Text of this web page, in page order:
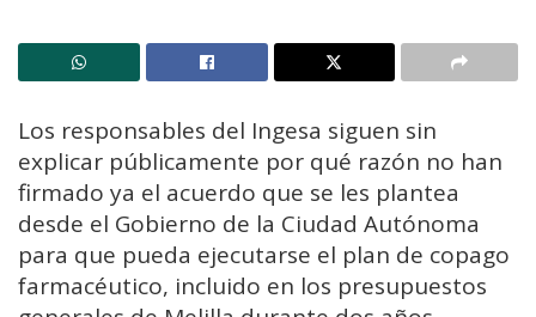
Los responsables del Ingesa siguen sin
explicar públicamente por qué razón no han
firmado ya el acuerdo que se les plantea
desde el Gobierno de la Ciudad Autónoma
para que pueda ejecutarse el plan de copago
farmacéutico, incluido en los presupuestos